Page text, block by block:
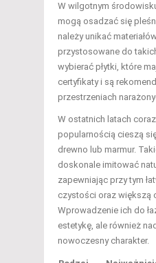
W wilgotnym
mogą osadzać się
należy unikać
przystosowane do
wybierać płytki, które
certyfikaty i są
przestrzeniach
W ostatnich latach
popularnością cieszą
drewno lub marmur.
doskonale imitować
zapewniając przy tym
czystości oraz większą
Wprowadzenie ich do
estetykę, ale również
nowoczesny charakter.